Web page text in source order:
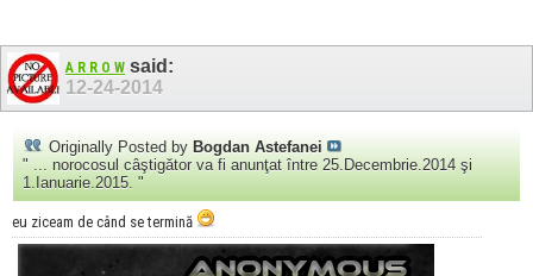
A R R O W said:
12-24-2014
Originally Posted by Bogdan Astefanei
" ... norocosul câştigător va fi anunţat între 25.Decembrie.2014 şi
1.Ianuarie.2015. "
eu ziceam de când se termină